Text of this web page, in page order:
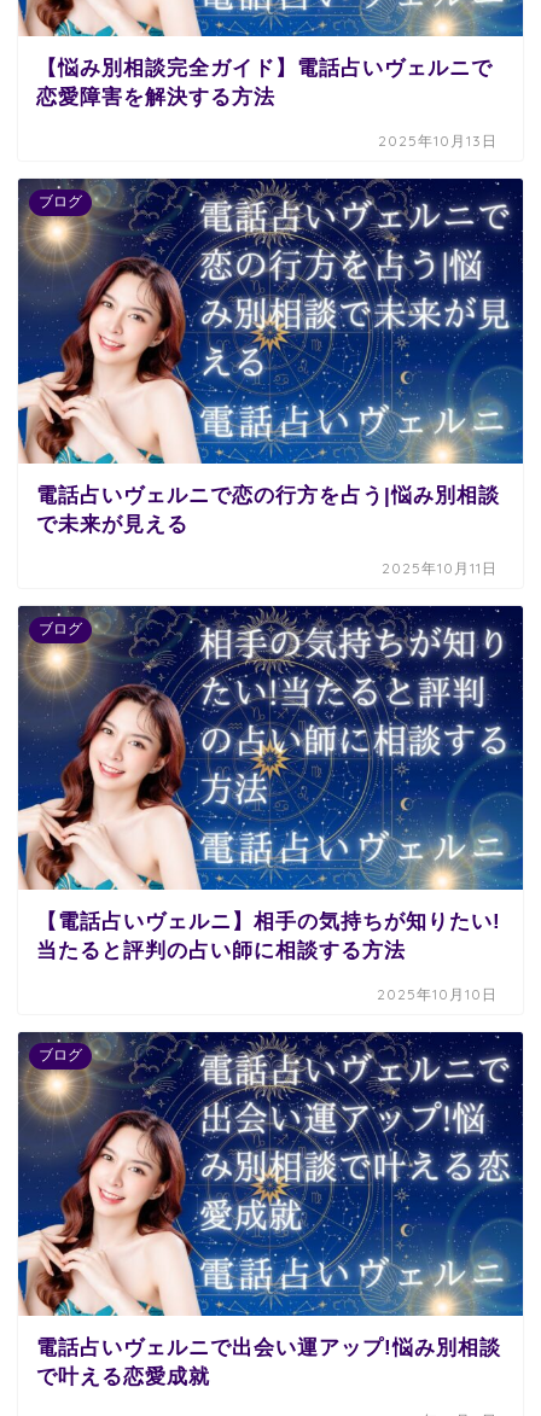
【悩み別相談完全ガイド】電話占いヴェルニで
恋愛障害を解決する方法
2025年10月13日
ブログ
電話占いヴェルニで恋の行方を占う|悩み別相談
で未来が見える
2025年10月11日
ブログ
【電話占いヴェルニ】相手の気持ちが知りたい!
当たると評判の占い師に相談する方法
2025年10月10日
ブログ
電話占いヴェルニで出会い運アップ!悩み別相談
で叶える恋愛成就